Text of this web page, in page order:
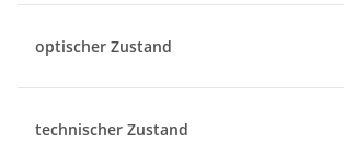
optischer Zustand
technischer Zustand